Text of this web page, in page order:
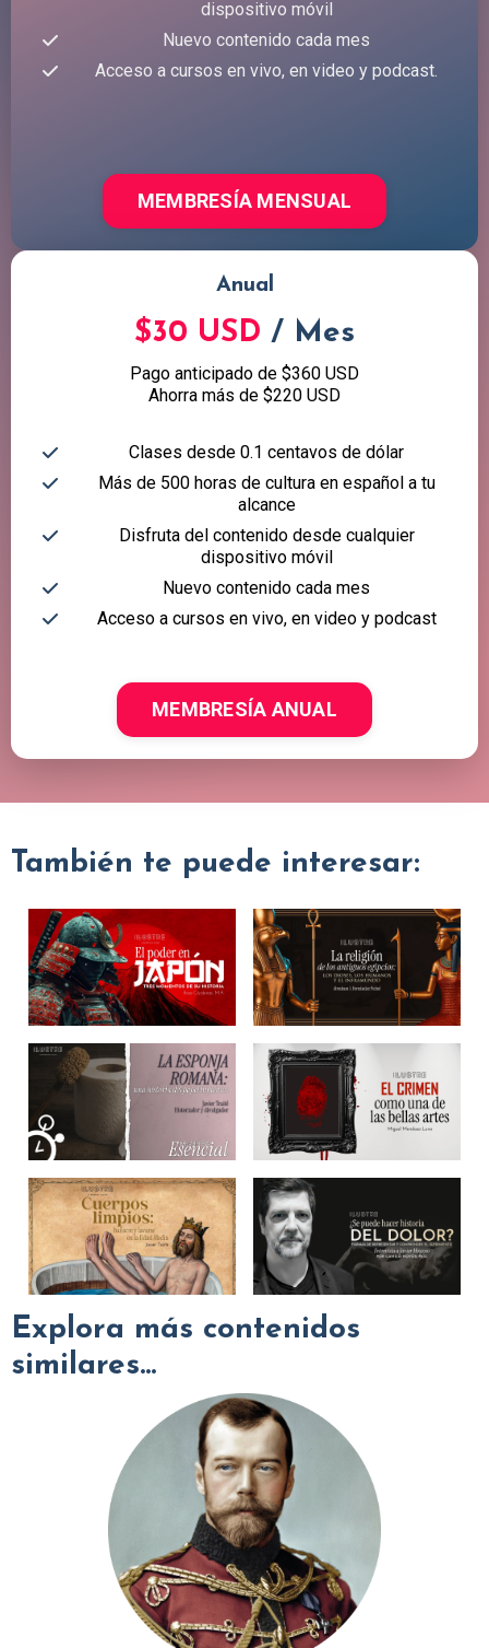
dispositivo móvil
Nuevo contenido cada mes
Acceso a cursos en vivo, en video y podcast.
MEMBRESÍA MENSUAL
Anual
$30 USD / Mes
Pago anticipado de $360 USD
Ahorra más de $220 USD
Clases desde 0.1 centavos de dólar
Más de 500 horas de cultura en español a tu
alcance
Disfruta del contenido desde cualquier
dispositivo móvil
Nuevo contenido cada mes
Acceso a cursos en vivo, en video y podcast
MEMBRESÍA ANUAL
También te puede interesar:
Explora más contenidos
similares...